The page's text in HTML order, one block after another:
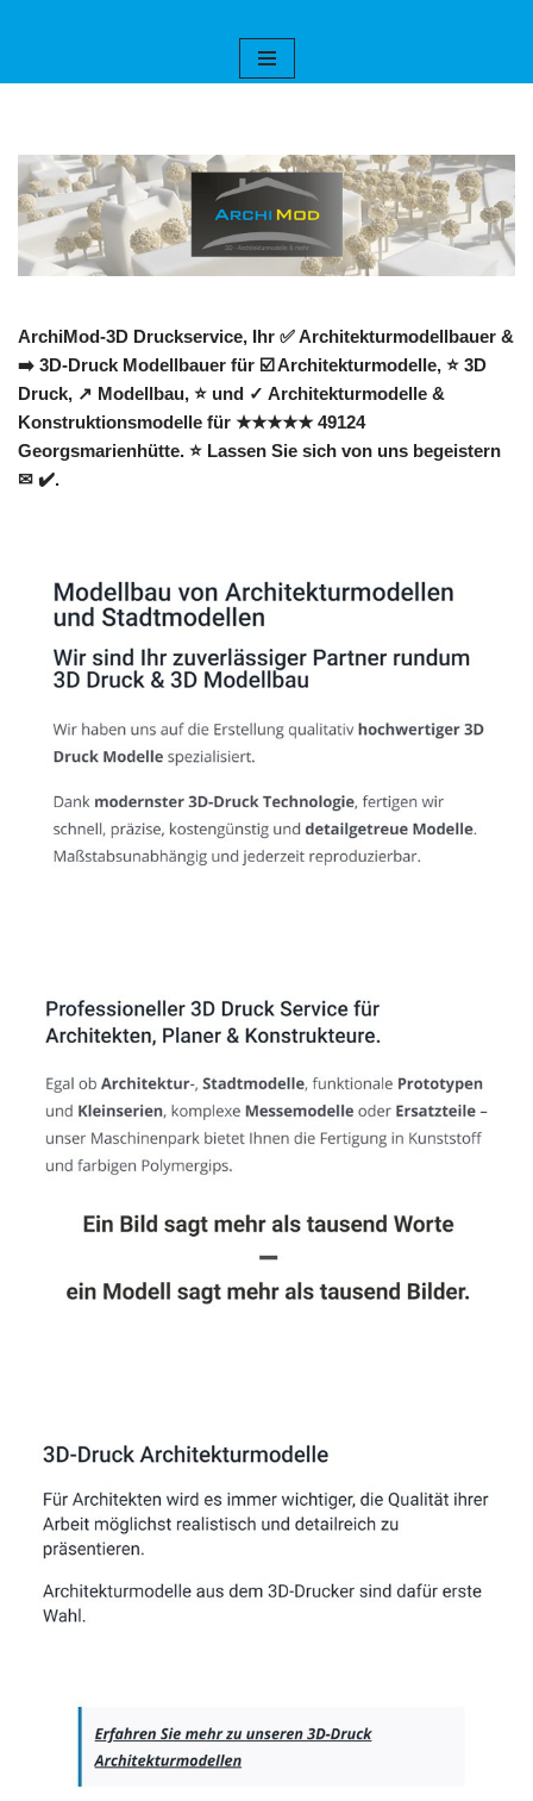
ArchiMod-3D Druckservice, Ihr ✅ Architekturmodellbauer &
➡️ 3D-Druck Modellbauer für ☑️ Architekturmodelle, ⭐ 3D
Druck, ↗️ Modellbau, ⭐ und ✓ Architekturmodelle &
Konstruktionsmodelle für ★★★★★ 49124
Georgsmarienhütte. ⭐ Lassen Sie sich von uns begeistern
✉ ✔️.